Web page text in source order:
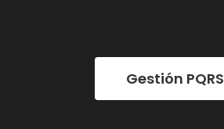
Gestión PQRS